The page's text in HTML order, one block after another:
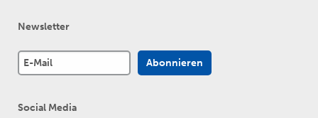
Newsletter
Social Media